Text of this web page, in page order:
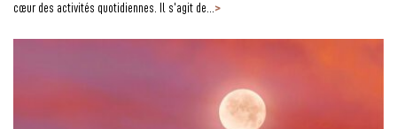
cœur des activités quotidiennes. Il s’agit de... >